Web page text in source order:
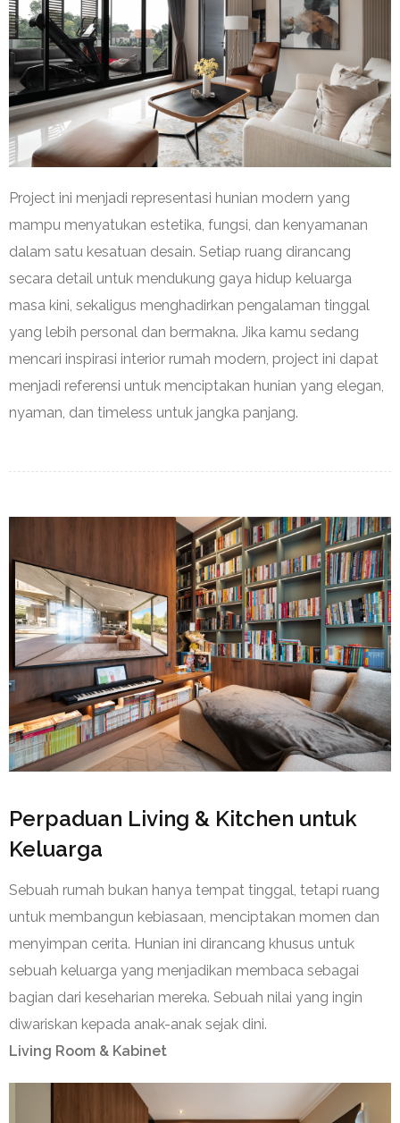
Project ini menjadi representasi hunian modern yang
mampu menyatukan estetika, fungsi, dan kenyamanan
dalam satu kesatuan desain. Setiap ruang dirancang
secara detail untuk mendukung gaya hidup keluarga
masa kini, sekaligus menghadirkan pengalaman tinggal
yang lebih personal dan bermakna. Jika kamu sedang
mencari inspirasi interior rumah modern, project ini dapat
menjadi referensi untuk menciptakan hunian yang elegan,
nyaman, dan timeless untuk jangka panjang.
Perpaduan Living & Kitchen untuk
Keluarga
Sebuah rumah bukan hanya tempat tinggal, tetapi ruang
untuk membangun kebiasaan, menciptakan momen dan
menyimpan cerita. Hunian ini dirancang khusus untuk
sebuah keluarga yang menjadikan membaca sebagai
bagian dari keseharian mereka. Sebuah nilai yang ingin
diwariskan kepada anak-anak sejak dini.
Living Room & Kabinet